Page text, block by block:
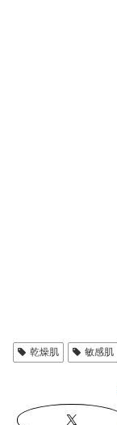
乾燥肌 敏感肌